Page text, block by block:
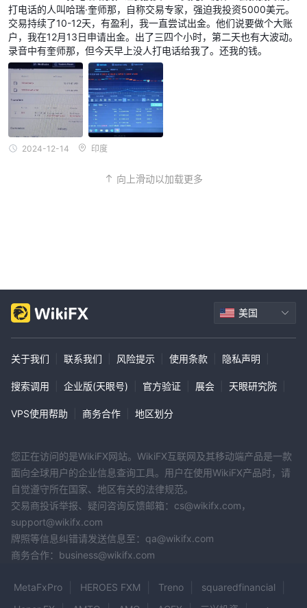
打电话的人叫哈瑞·奎师那，自称交易专家，强迫我投资5000美元。
交易持续了10-12天，有盈利，我一直尝试出金。他们说要做个大账
户，我在12月13日申请出金。出了三四个小时，第二天也有大波动。
录音中有奎师那，但今天早上没人打电话给我了。还我的钱。
2024-12-14 印度
向上滑动以加载更多
美国
关于我们 联系我们 风险提示 使用条款 隐私声明
搜索调用 企业版(天眼号) 官方验证 展会 天眼研究院
VPS使用帮助 商务合作 地区划分
您正在访问的是WikiFX网站。WikiFX互联网及其移动端产品是一款
面向全球用户的企业信息查询工具。用户在使用WikiFX产品时，请
自觉遵守所在国家、地区有关的法律规范。
交易商投诉举报、疑问咨询反馈邮箱：cs@wikifx.com，
support@wikifx.com
牌照等信息纠错请发送信息至：qa@wikifx.com
商务合作：business@wikifx.com
MetaFxPro HEROES FXM Treno
squaredfinancial